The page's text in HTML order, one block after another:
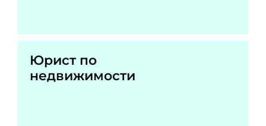
Юрист по
недвижимости